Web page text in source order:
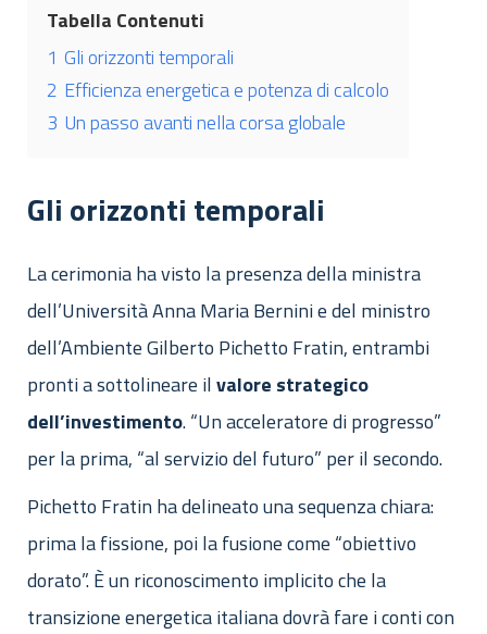
Tabella Contenuti
1 Gli orizzonti temporali
2 Efficienza energetica e potenza di calcolo
3 Un passo avanti nella corsa globale
Gli orizzonti temporali
La cerimonia ha visto la presenza della ministra
dell’Università Anna Maria Bernini e del ministro
dell’Ambiente Gilberto Pichetto Fratin, entrambi
pronti a sottolineare ilvalore strategico
dell’investimento. “Un acceleratore di progresso”
per la prima, “al servizio del futuro” per il secondo.
Pichetto Fratin ha delineato una sequenza chiara:
prima la fissione, poi la fusione come “obiettivo
dorato”. È un riconoscimento implicito che la
transizione energetica italiana dovrà fare i conti con